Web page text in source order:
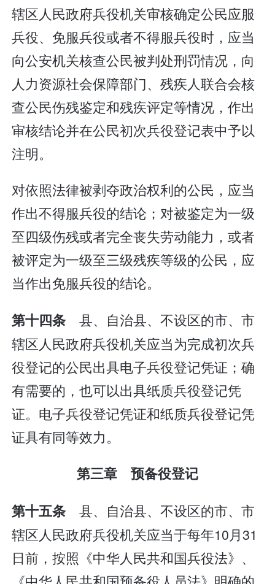
辖区人民政府兵役机关审核确定公民应服
兵役、免服兵役或者不得服兵役时，应当
向公安机关核查公民被判处刑罚情况，向
人力资源社会保障部门、残疾人联合会核
查公民伤残鉴定和残疾评定等情况，作出
审核结论并在公民初次兵役登记表中予以
注明。
对依照法律被剥夺政治权利的公民，应当
作出不得服兵役的结论；对被鉴定为一级
至四级伤残或者完全丧失劳动能力，或者
被评定为一级至三级残疾等级的公民，应
当作出免服兵役的结论。
第十四条县、自治县、不设区的市、市
辖区人民政府兵役机关应当为完成初次兵
役登记的公民出具电子兵役登记凭证；确
有需要的，也可以出具纸质兵役登记凭
证。电子兵役登记凭证和纸质兵役登记凭
证具有同等效力。
第三章 预备役登记
第十五条县、自治县、不设区的市、市
辖区人民政府兵役机关应当于每年10月31
日前，按照《中华人民共和国兵役法》、